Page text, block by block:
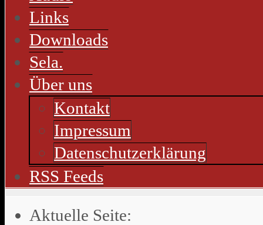
Links
Downloads
Sela.
Über uns
Kontakt
Impressum
Datenschutzerklärung
RSS Feeds
Aktuelle Seite: